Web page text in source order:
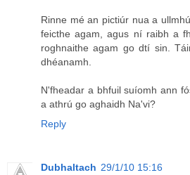
Rinne mé an pictiúr nua a
feicthe agam, agus ní raibh a
roghnaithe agam go dtí sin.
dhéanamh.
N'fheadar a bhfuil suíomh ann
a athrú go aghaidh Na'vi?
Reply
Dubhaltach 29/1/10 15:16